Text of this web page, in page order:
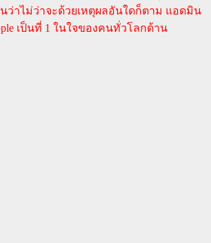
นว่าไม่ว่าจะด้วยเหตุผลอันใดก็ตาม แอดมิน
เป็นที่ 1 ในใจของคนทั่วโลกด้าน